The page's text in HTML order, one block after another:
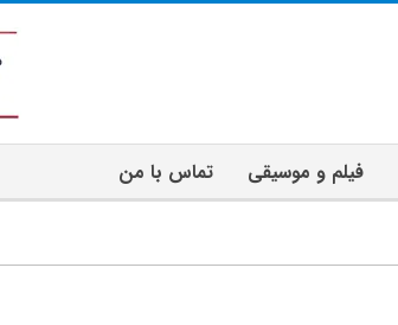
فیلم و موسیقی تماس با من